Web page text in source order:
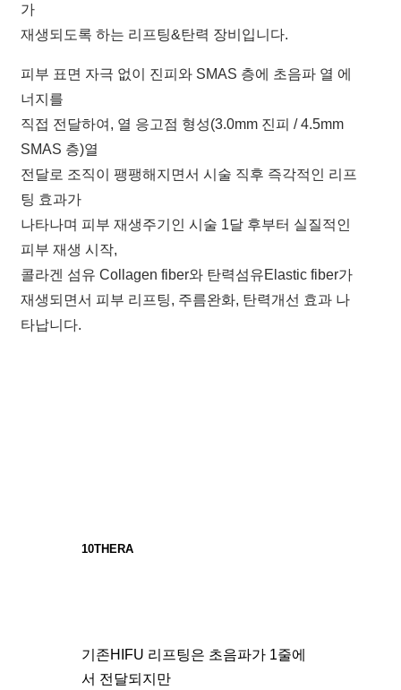
가
재생되도록 하는 리프팅&탄력 장비입니다.
피부 표면 자극 없이 진피와 SMAS 층에 초음파 열 에
너지를
직접 전달하여, 열 응고점 형성(3.0mm 진피 / 4.5mm
SMAS 층)열
전달로 조직이 팽팽해지면서 시술 직후 즉각적인 리프
팅 효과가
나타나며 피부 재생주기인 시술 1달 후부터 실질적인
피부 재생 시작,
콜라겐 섬유 Collagen fiber와 탄력섬유Elastic fiber가
재생되면서 피부 리프팅, 주름완화, 탄력개선 효과 나
타납니다.
10THERA
기존HIFU 리프팅은 초음파가 1줄에
서 전달되지만